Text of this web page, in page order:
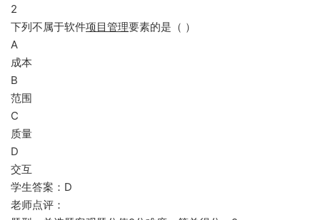
2
下列不属于软件项目管理要素的是（ ）
A
成本
B
范围
C
质量
D
交互
学生答案：D
老师点评：